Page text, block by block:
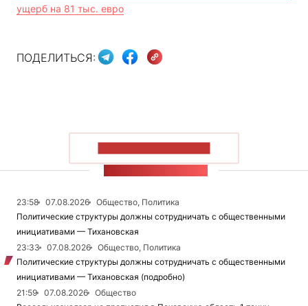
ущерб на 81 тыс. евро
ПОДЕЛИТЬСЯ:
23:58 07.08.2026
Общество, Политика
Политические структуры должны сотрудничать с общественными
инициативами — Тихановская
23:33
07.08.2026
Общество, Политика
Политические структуры должны сотрудничать с общественными
инициативами — Тихановская (подробно)
21:59
07.08.2026
Общество